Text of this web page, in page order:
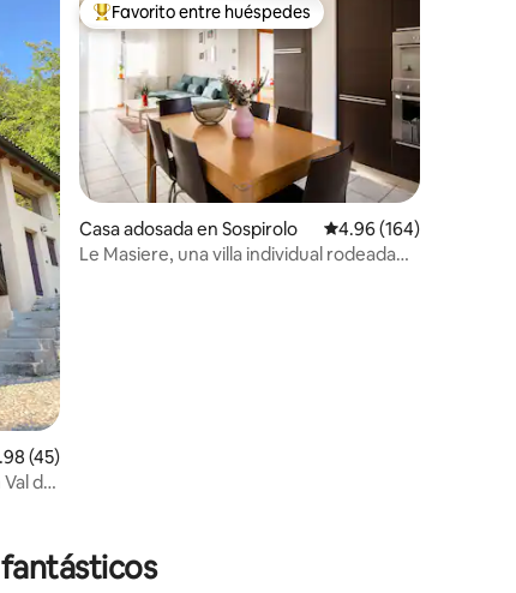
promedio: 4.98 de 5; 45 evaluaciones
(45)
del
De los mejores en Favorito entre huéspedes
Favorito entre huéspedes
Casa adosada en Sospirolo Calificación promedio:
4.96 (164)
Le Masiere, una villa individual rodeada